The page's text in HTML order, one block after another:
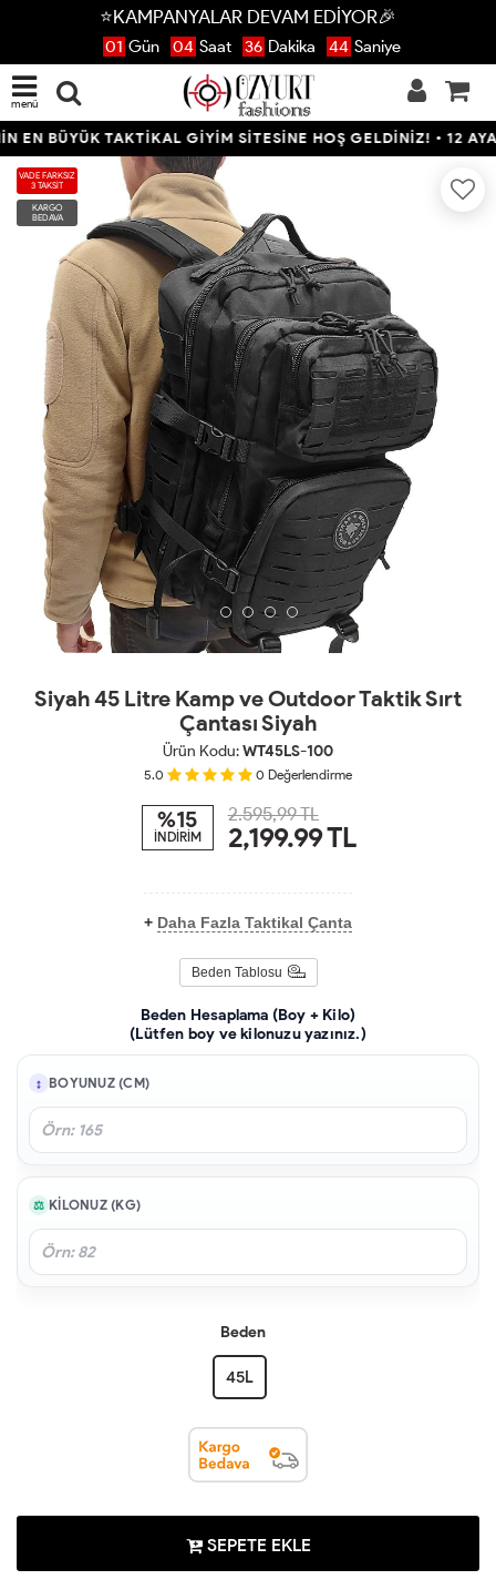
⭐KAMPANYALAR DEVAM EDİYOR🎉
01 Gün 04 Saat 36 Dakika 44 Saniye
menü
BÜYÜK TAKTİKAL GİYİM SİTESİNE HOŞ GELDİNİZ! • 12 AYA
VADE FARKSIZ
3 TAKSİT
KARGO
BEDAVA
Siyah 45 Litre Kamp ve Outdoor Taktik Sırt
Çantası Siyah
Ürün Kodu:WT45LS-100
5.0 0 Değerlendirme
%15
İNDİRİM
2.595,99 TL
2,199.99TL
+ Daha Fazla Taktikal Çanta
Beden Tablosu
Beden Hesaplama (Boy + Kilo)
(Lütfen boy ve kilonuzu yazınız.)
BOYUNUZ (CM)
KILONUZ (KG)
Beden
45L
SEPETE EKLE